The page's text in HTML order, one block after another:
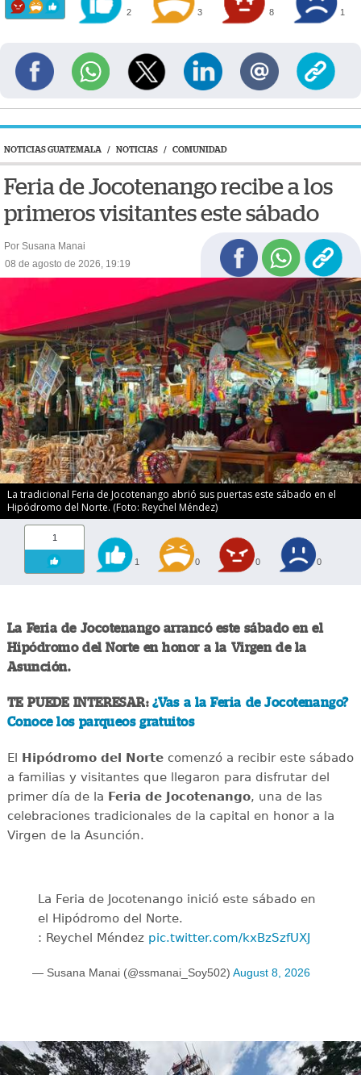
2 3 8 1
NOTICIAS GUATEMALA / NOTICIAS / COMUNIDAD
Feria de Jocotenango recibe a los
primeros visitantes este sábado
Por Susana Manai
08 de agosto de 2026, 19:19
La tradicional Feria de Jocotenango abrió sus puertas este sábado en el
Hipódromo del Norte. (Foto: Reychel Méndez)
1
1 0 0 0
La Feria de Jocotenango arrancó este sábado en el
Hipódromo del Norte en honor a la Virgen de la
Asunción.
TE PUEDE INTERESAR:¿Vas a la Feria de Jocotenango?
Conoce los parqueos gratuitos
El Hipódromo del Nortecomenzó a recibir este sábado
a familias y visitantes que llegaron para disfrutar del
primer día de la Feria de Jocotenango, una de las
celebraciones tradicionales de la capital en honor a la
Virgen de la Asunción.
La Feria de Jocotenango inició este sábado en
el Hipódromo del Norte.
: Reychel Méndez pic.twitter.com/kxBzSzfUXJ
— Susana Manai (@ssmanai_Soy502) August 8, 2026